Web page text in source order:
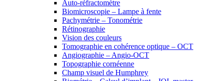
Auto-réfractomètre
Biomicroscopie – Lampe à fente
Pachymétrie – Tonométrie
Rétinographie
Vision des couleurs
Tomographie en cohérence optique – OCT
Angiographie – Angio-OCT
Topographie cornéenne
Champ visuel de Humphrey